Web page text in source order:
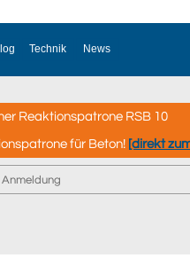
Technik News
Reaktionspatrone RSB 10
für Beton! [direkt
Anmeldung